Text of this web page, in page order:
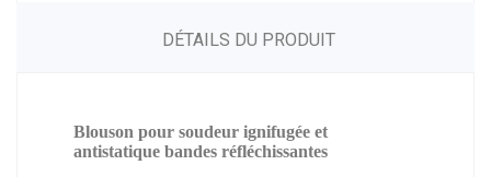
DÉTAILS DU PRODUIT
Blouson pour soudeur ignifugée et
antistatique bandes réfléchissantes